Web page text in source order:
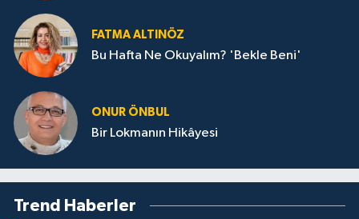
FATMA ALTINÖZ
Bu Hafta Ne Okuyalım? 'Bekle Beni'
ONUR ÖNBUL
Bir Lokmanın Hikâyesi
Trend Haberler